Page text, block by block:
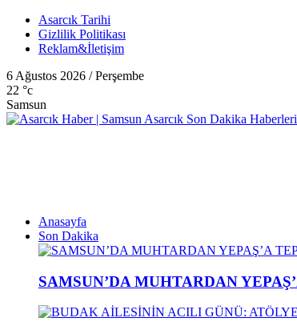
Asarcık Tarihi
Gizlilik Politikası
Reklam&İletişim
6 Ağustos 2026 / Perşembe
22 °c
Samsun
Anasayfa
Son Dakika
SAMSUN’DA MUHTARDAN